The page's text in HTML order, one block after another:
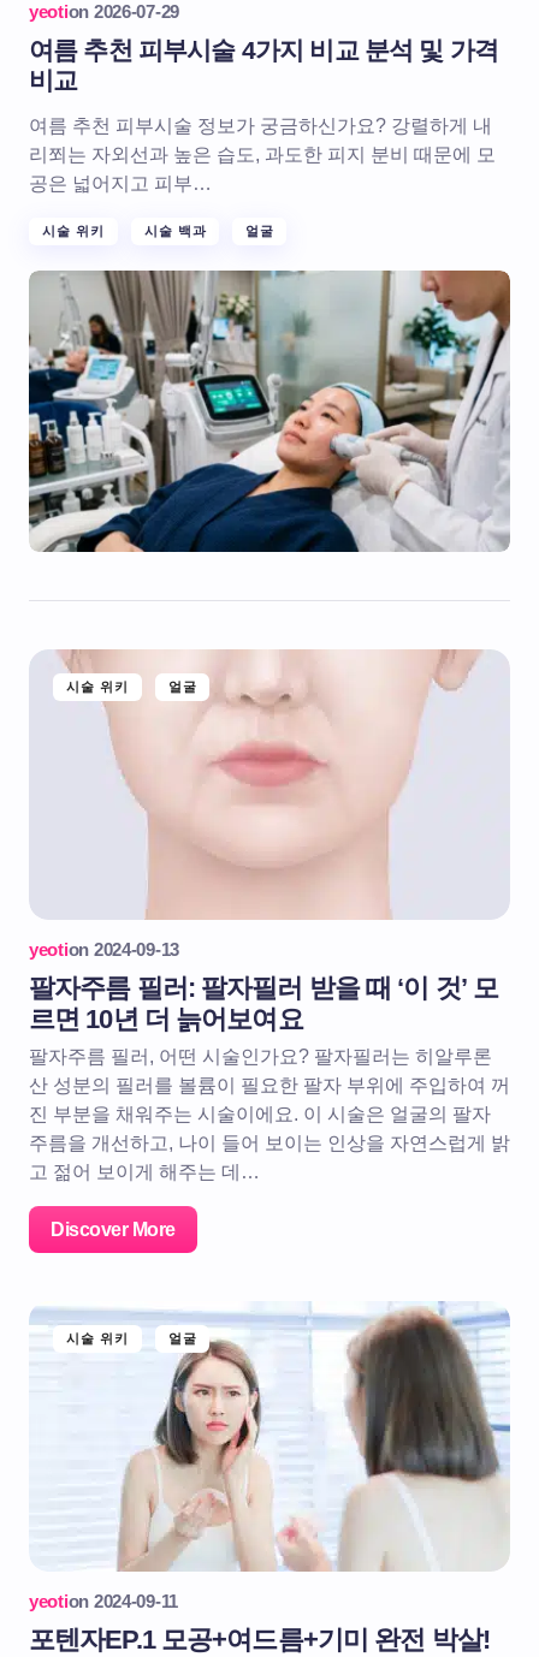
yeotion 2026-07-29
여름 추천 피부시술 4가지 비교 분석 및 가격
비교
여름 추천 피부시술 정보가 궁금하신가요? 강렬하게 내
리쬐는 자외선과 높은 습도, 과도한 피지 분비 때문에 모
공은 넓어지고 피부…
시술 위키 시술 백과 얼굴
시술 위키 얼굴
yeotion 2024-09-13
팔자주름 필러: 팔자필러 받을 때 ‘이 것’ 모
르면 10년 더 늙어보여요
팔자주름 필러, 어떤 시술인가요? 팔자필러는 히알루론
산 성분의 필러를 볼륨이 필요한 팔자 부위에 주입하여 꺼
진 부분을 채워주는 시술이에요. 이 시술은 얼굴의 팔자
주름을 개선하고, 나이 들어 보이는 인상을 자연스럽게 밝
고 젊어 보이게 해주는 데…
Discover More
시술 위키 얼굴
yeotion 2024-09-11
포텐자EP.1 모공+여드름+기미 완전 박살!